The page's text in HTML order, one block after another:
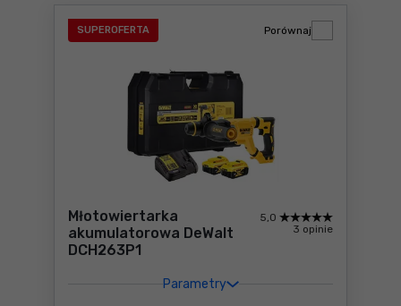
SUPEROFERTA
Młotowiertarka
akumulatorowa DeWalt
DCH263P1
Parametry
5,0
3 opinie
Porównaj